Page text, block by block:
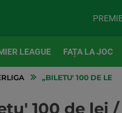
LEAGUE FAȚA LA JOC
„BILETU' 100 DE LEI
100 de lei /